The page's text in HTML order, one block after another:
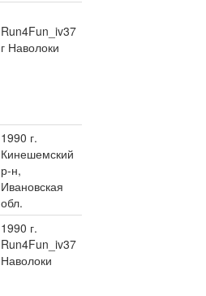
Run4Fun_iv37
г Наволоки
1990 г.
Кинешемский
р-н,
Ивановская
обл.
1990 г.
Run4Fun_iv37
Наволоки